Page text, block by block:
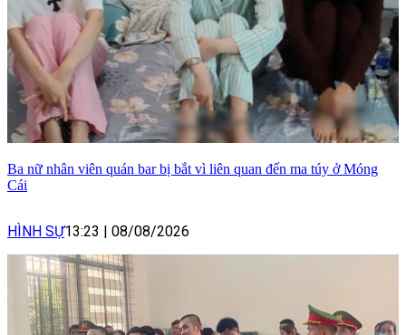
Ba nữ nhân viên quán bar bị bắt vì liên quan đến ma túy ở Móng
Cái
HÌNH SỰ13:23 08/08/2026